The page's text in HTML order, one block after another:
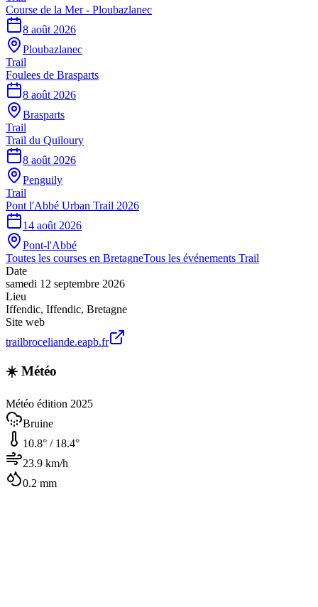
Course de la Mer - Ploubazlanec
8 août 2026
Ploubazlanec
Trail
Foulees de Brasparts
8 août 2026
Brasparts
Trail
Trail du Quiloury
8 août 2026
Penguily
Trail
Pont l'Abbé Urban Trail 2026
14 août 2026
Pont-l'Abbé
Toutes les courses en BretagneTous les événements Trail
Date
samedi 12 septembre 2026
Lieu
Iffendic, Iffendic, Bretagne
Site web
trailbroceliande.eapb.fr
☀️ Météo
Météo édition 2025
Bruine
10.8° / 18.4°
23.9 km/h
0.2 mm